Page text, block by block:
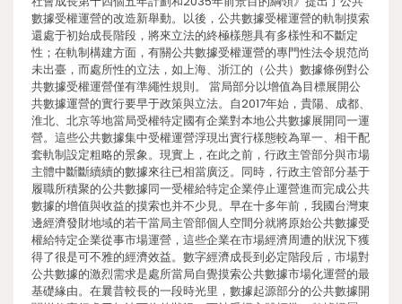
數據受權運營的改造新舉動。以後，公共數據受權運營的軌制摸索
還處于初始成長階段，將來立法的終極樣態具有多樣性和不斷定
性；在軌制構建方面，有關公共數據受權運營的專門性法令規范尚
未出臺，而處所性的立法，如上海、浙江的（公共）數據條例對公
共數據受權運營僅有準繩性規則。 當局部分以增值為目標展開公
共數據運營的實行要早于政策與立法。自2017年始，貴陽、成都、
淮北、北京等地當局受權特定國有企業對本地公共數據展開同一運
營。這些公共數據集中受權運營浮現出實行樣態較為單一、相干配
套軌制設定粗略的景象。現實上，在此之前，行政主管部分與市場
主體中斷斷續續的數據來往已相當廣泛。同時，行政主管部分基于
履職所積聚的公共數據同一受權給特定企業停止運營進而完成公共
數據的增值與收益的摸索也并不少見。早在十多年前，我國台灣東
邊經濟發財地域的若干當局主管部個人空間分就將原始公共數據受
權給特定企業從事市場運營，這些企業在市場經濟周遭的狀況下獲
得了很是可不雅的經濟效益。數字經濟成長到必定階段后，市場對
公共數據的激烈需求是處所當局自覺摸索公共數據市場化運營的最
基礎緣由。在曩昔較長的一段時光里，數據起源部分的公共數據開